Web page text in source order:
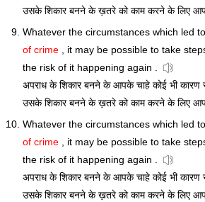
उसके शिकार बनने के ख़तरे को काम करने के लिए
Whatever the circumstances which led
of crime , it may be possible to take
the risk of it happening again .
अपराध के शिकार बनने के आपके चाहे कोई भी कारण
उसके शिकार बनने के ख़तरे को काम करने के लिए
Whatever the circumstances which led
of crime , it may be possible to take
the risk of it happening again .
अपराध के शिकार बनने के आपके चाहे कोई भी कारण
उसके शिकार बनने के ख़तरे को काम करने के लिए